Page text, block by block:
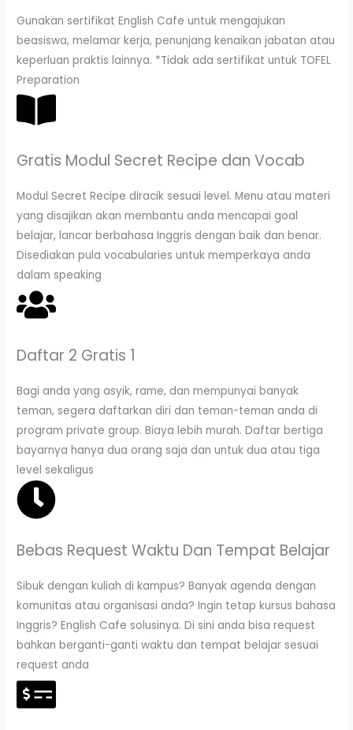
Gunakan sertifikat English Cafe untuk mengajukan
beasiswa, melamar kerja, penunjang kenaikan jabatan atau
keperluan praktis lainnya. *Tidak ada sertifikat untuk TOFEL
Preparation
Gratis Modul Secret Recipe dan Vocab
Modul Secret Recipe diracik sesuai level. Menu atau materi
yang disajikan akan membantu anda mencapai goal
belajar, lancar berbahasa Inggris dengan baik dan benar.
Disediakan pula vocabularies untuk memperkaya anda
dalam speaking
Daftar 2 Gratis 1
Bagi anda yang asyik, rame, dan mempunyai banyak
teman, segera daftarkan diri dan teman-teman anda di
program private group. Biaya lebih murah. Daftar bertiga
bayarnya hanya dua orang saja dan untuk dua atau tiga
level sekaligus
Bebas Request Waktu Dan Tempat Belajar
Sibuk dengan kuliah di kampus? Banyak agenda dengan
komunitas atau organisasi anda? Ingin tetap kursus bahasa
Inggris? English Cafe solusinya. Di sini anda bisa request
bahkan berganti-ganti waktu dan tempat belajar sesuai
request anda